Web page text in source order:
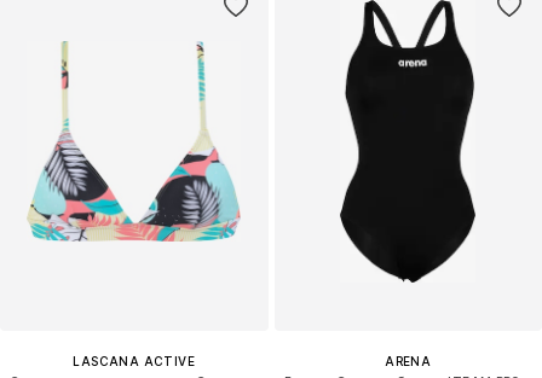
LASCANA ACTIVE
ARENA